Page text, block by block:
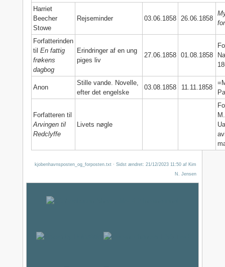
Harriet
Beecher
Stowe
Rejseminder 03.06.1858 26.06.1858
Forfatterinden
tilEn fattig
frøkens
dagbog
Erindringer af en ung
piges liv
27.06.1858 01.08.1858
Anon
Stille vande. Novelle,
efter det engelske
03.08.1858 11.11.1858
Forfatteren til
Arvingen til
Redclyffe
Livets nøgle
kjobenhavnsposten_og_forposten.txt · Sidst ændret:21/12/2023 11:50 af Kim
N. Jensen